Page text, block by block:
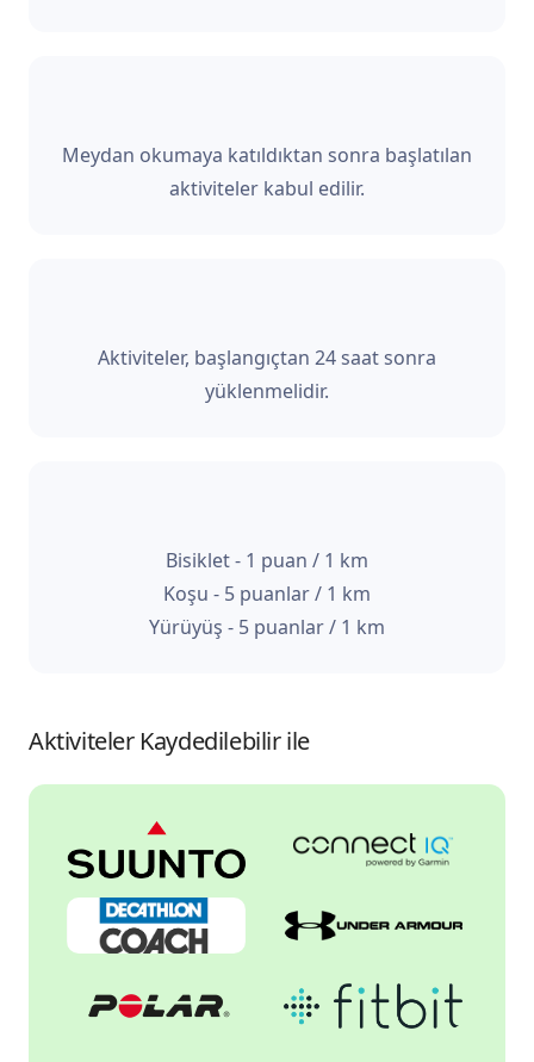
Meydan okumaya katıldıktan sonra başlatılan
aktiviteler kabul edilir.
Aktiviteler, başlangıçtan 24 saat sonra
yüklenmelidir.
Bisiklet - 1 puan / 1 km
Koşu - 5 puanlar / 1 km
Yürüyüş - 5 puanlar / 1 km
Aktiviteler Kaydedilebilir ile